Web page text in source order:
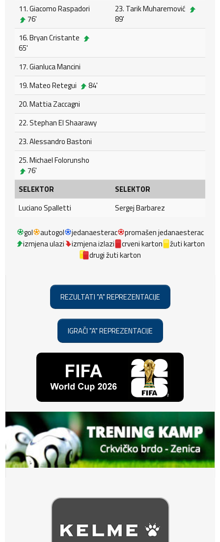
11. Giacomo Raspadori
76'
23. Tarik Muharemović
89'
16. Bryan Cristante
65'
17. Gianluca Mancini
19. Mateo Retegui
84'
20. Mattia Zaccagni
22. Stephan El Shaarawy
23. Alessandro Bastoni
25. Michael Folorunsho
76'
SELEKTOR
SELEKTOR
Luciano Spalletti
Sergej Barbarez
gol autogol jedanaesterac
promašen jedanaesterac
izmjena ulazi
izmjena izlazi crveni karton
žuti karton
drugi žuti karton
REZULTATI "A" REPREZENTACIJE
IGRAČI "A" REPREZENTACIJE